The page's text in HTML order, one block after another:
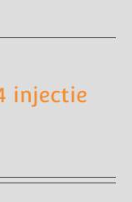
injectie